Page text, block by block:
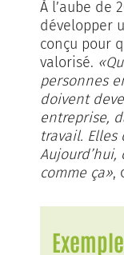
À l’aube de
développer
conçu pour
valorisé.
personnes
doivent
entreprise,
travail.
comme ça»,